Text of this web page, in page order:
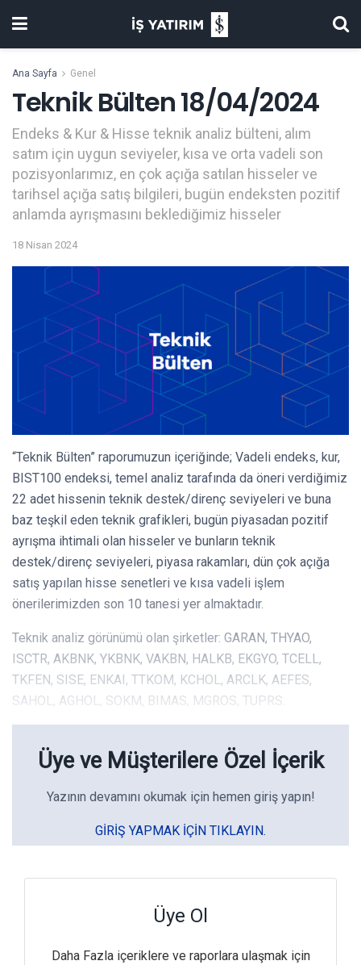
Ana Sayfa Genel
Teknik Bülten 18/04/2024
Endeks & Kur & Hisse teknik analiz bülteni, alım
satım için uygun seviyeler, kısa ve orta vadeli son
pozisyonlarımız, en çok açığa satılan hisseler ve
tarihsel açığa satış bilgileri, bugün endeksten pozitif
anlamda ayrışmasını beklediğimiz hisseler
18 Nisan 2024
“Teknik Bülten” raporumuzun içeriğinde; Vadeli endeks, kur,
BIST100 endeksi, temel analiz tarafında da öneri verdiğimiz
22 adet hissenin teknik destek/direnç seviyeleri ve buna
baz teşkil eden teknik grafikleri, bugün piyasadan pozitif
ayrışma ihtimali olan hisseler ve bunların teknik
destek/direnç seviyeleri, piyasa rakamları, dün çok açığa
satış yapılan hisse senetleri ve kısa vadeli işlem
önerilerimizden son 10 tanesi yer almaktadır.
Teknik analiz görünümü olan şirketler: GARAN, THYAO,
ISCTR, AKBNK, YKBNK, VAKBN, HALKB, EKGYO, TCELL,
TKFEN, SISE, ENKAI, TTKOM, KCHOL, ARCLK, AEFES,
SAHOL, AGHOL, SOKM, BIMAS, MGROS, TUPRS.
Üye ve Müşterilere Özel İçerik
Yazının devamını okumak için hemen giriş yapın!
GIRIŞ YAPMAK IÇIN TIKLAYIN.
Üye Ol
Daha Fazla içeriklere ve raporlara ulaşmak için